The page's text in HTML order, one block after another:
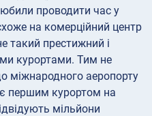
проводити час у
на комерційний центр
такий престижний і
курортами. Тим не
міжнародного аеропорту
є першим курортом на
мільйони